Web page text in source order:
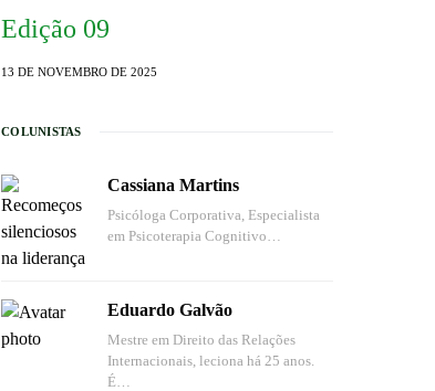
Edição 09
13 DE NOVEMBRO DE 2025
COLUNISTAS
Cassiana Martins
Psicóloga Corporativa, Especialista
em Psicoterapia Cognitivo…
Eduardo Galvão
Mestre em Direito das Relações
Internacionais, leciona há 25 anos.
É…